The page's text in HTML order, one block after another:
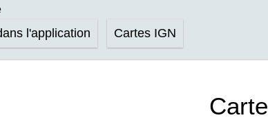
l'application Cartes IGN
Carte